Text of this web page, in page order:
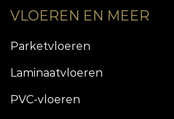
VLOEREN EN MEER
Parketvloeren
Laminaatvloeren
PVC-vloeren